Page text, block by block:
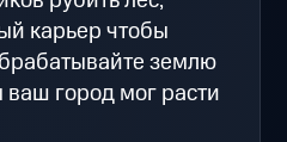
карьер чтобы
землю
город мог расти